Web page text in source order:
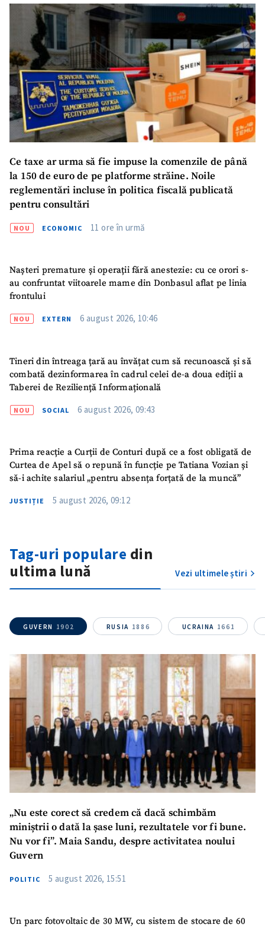
Trimite o informație
Despre ZdG
in English
на русском
Ce taxe ar urma să fie impuse la comenzile de până
la 150 de euro de pe platforme străine. Noile
reglementări incluse în politica fiscală publicată
pentru consultări
NOU ECONOMIC 11 ore în urmă
Nașteri premature și operații fără anestezie: cu ce orori s-
au confruntat viitoarele mame din Donbasul aflat pe linia
frontului
NOU EXTERN 6 august 2026, 10:46
Tineri din întreaga țară au învățat cum să recunoască și să
combată dezinformarea în cadrul celei de-a doua ediții a
Taberei de Reziliență Informațională
NOU SOCIAL 6 august 2026, 09:43
Prima reacție a Curții de Conturi după ce a fost obligată de
Curtea de Apel să o repună în funcție pe Tatiana Vozian și
să-i achite salariul „pentru absența forțată de la muncă”
JUSTIȚIE 5 august 2026, 09:12
Tag-uri populare din
ultima lună
Vezi ultimele știri
GUVERN 1902 RUSIA 1886 UCRAINA 1661
„Nu este corect să credem că dacă schimbăm
miniștrii o dată la șase luni, rezultatele vor fi bune.
Nu vor fi”. Maia Sandu, despre activitatea noului
Guvern
POLITIC 5 august 2026, 15:51
Un parc fotovoltaic de 30 MW, cu sistem de stocare de 60
ȘTIREA MEA
Titlu știre
+ Adaugă titlu
Fotografie
+ Încarcă imagine
+ Link media